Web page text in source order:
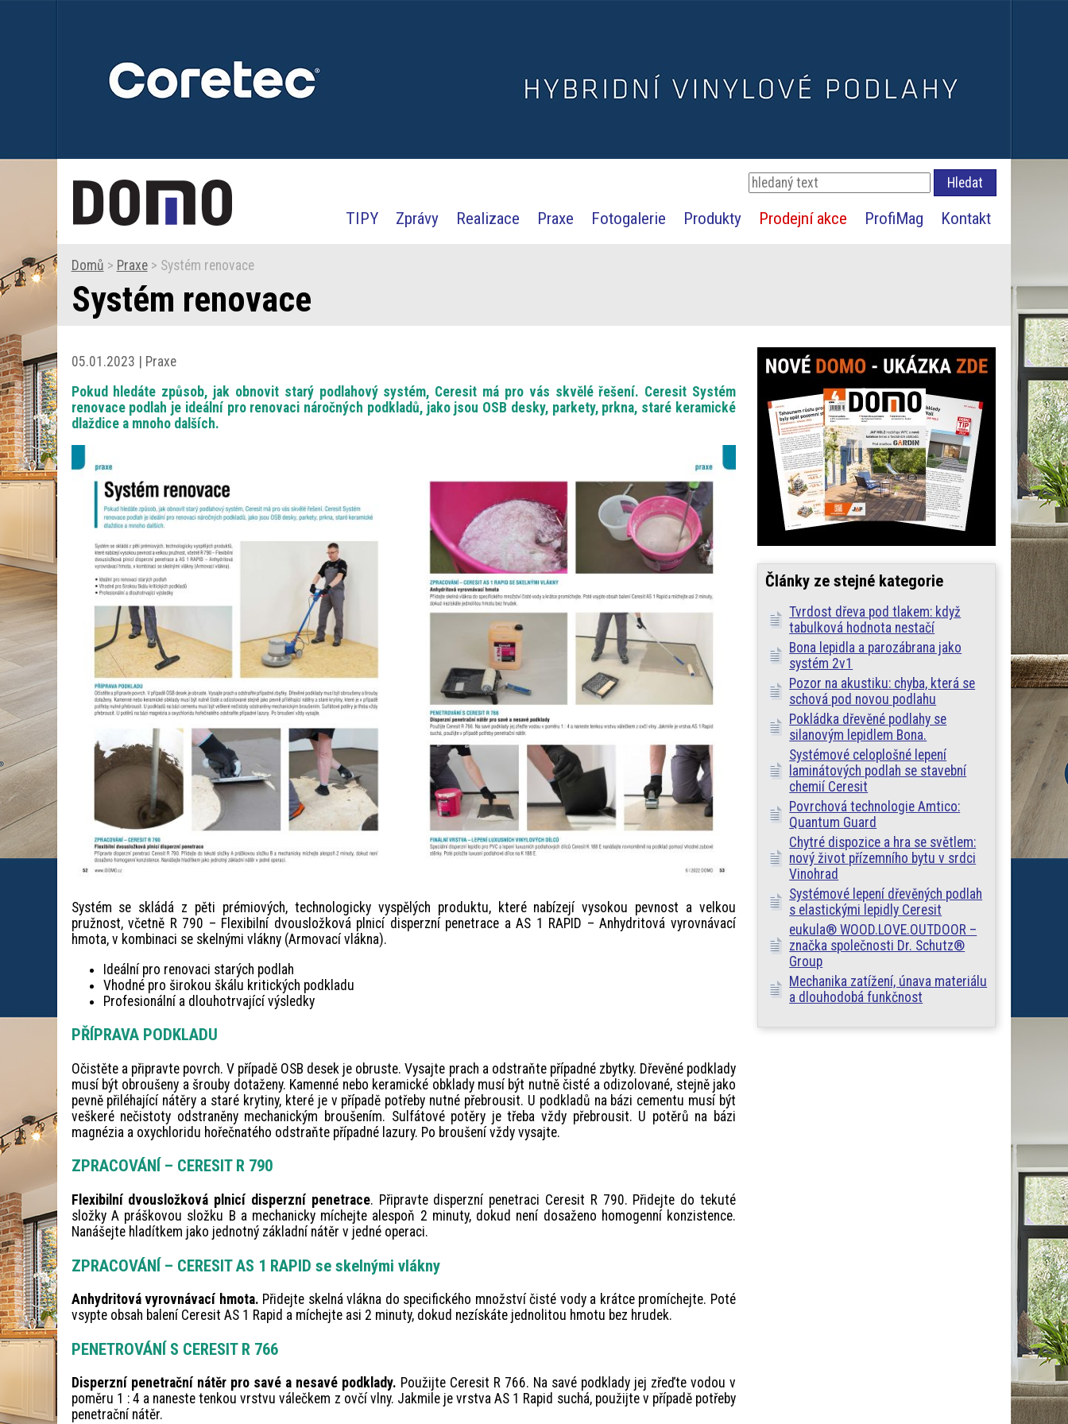
TIPY Zprávy Realizace Praxe Fotogalerie Produkty Prodejní akce ProfiMag Kontakt
Domů > Praxe> Systém renovace
Systém renovace
Články ze stejné kategorie
Tvrdost dřeva pod tlakem: když
tabulková hodnota nestačí
Bona lepidla a parozábrana jako
systém 2v1
Pozor na akustiku: chyba, která se
schová pod novou podlahu
Pokládka dřevěné podlahy se
silanovým lepidlem Bona.
Systémové celoplošné lepení
laminátových podlah se stavební
chemií Ceresit
Povrchová technologie Amtico:
Quantum Guard
Chytré dispozice a hra se světlem:
nový život přízemního bytu v srdci
Vinohrad
Systémové lepení dřevěných podlah
s elastickými lepidly Ceresit
eukula® WOOD.LOVE.OUTDOOR –
značka společnosti Dr. Schutz®
Group
Mechanika zatížení, únava materiálu
a dlouhodobá funkčnost
05.01.2023 | Praxe
Pokud hledáte způsob, jak obnovit starý podlahový systém, Ceresit má pro vás skvělé řešení. Ceresit Systém
renovace podlah je ideální pro renovaci náročných podkladů, jako jsou OSB desky, parkety, prkna, staré keramické
dlaždice a mnoho dalších.
Systém se skládá z pěti prémiových, technologicky vyspělých produktu, které nabízejí vysokou pevnost a velkou
pružnost, včetně R 790 – Flexibilní dvousložková plnicí disperzní penetrace a AS 1 RAPID – Anhydritová vyrovnávací
hmota, v kombinaci se skelnými vlákny (Armovací vlákna).
Ideální pro renovaci starých podlah
Vhodné pro širokou škálu kritických podkladu
Profesionální a dlouhotrvající výsledky
PŘÍPRAVA PODKLADU
Očistěte a připravte povrch. V případě OSB desek je obruste. Vysajte prach a odstraňte případné zbytky. Dřevěné podklady
musí být obroušeny a šrouby dotaženy. Kamenné nebo keramické obklady musí být nutně čisté a odizolované, stejně jako
pevně přiléhající nátěry a staré krytiny, které je v případě potřeby nutné přebrousit. U podkladů na bázi cementu musí být
veškeré nečistoty odstraněny mechanickým broušením. Sulfátové potěry je třeba vždy přebrousit. U potěrů na bázi
magnézia a oxychloridu hořečnatého odstraňte případné lazury. Po broušení vždy vysajte.
ZPRACOVÁNÍ – CERESIT R 790
Flexibilní dvousložková plnicí disperzní penetrace. Připravte disperzní penetraci Ceresit R 790. Přidejte do tekuté
složky A práškovou složku B a mechanicky míchejte alespoň 2 minuty, dokud není dosaženo homogenní konzistence.
Nanášejte hladítkem jako jednotný základní nátěr v jedné operaci.
ZPRACOVÁNÍ – CERESIT AS 1 RAPID se skelnými vlákny
Anhydritová vyrovnávací hmota. Přidejte skelná vlákna do specifického množství čisté vody a krátce promíchejte. Poté
vsypte obsah balení Ceresit AS 1 Rapid a míchejte asi 2 minuty, dokud nezískáte jednolitou hmotu bez hrudek.
PENETROVÁNÍ S CERESIT R 766
Disperzní penetrační nátěr pro savé a nesavé podklady. Použijte Ceresit R 766. Na savé podklady jej zřeďte vodou v
poměru 1 : 4 a naneste tenkou vrstvu válečkem z ovčí vlny. Jakmile je vrstva AS 1 Rapid suchá, použijte v případě potřeby
penetrační nátěr.